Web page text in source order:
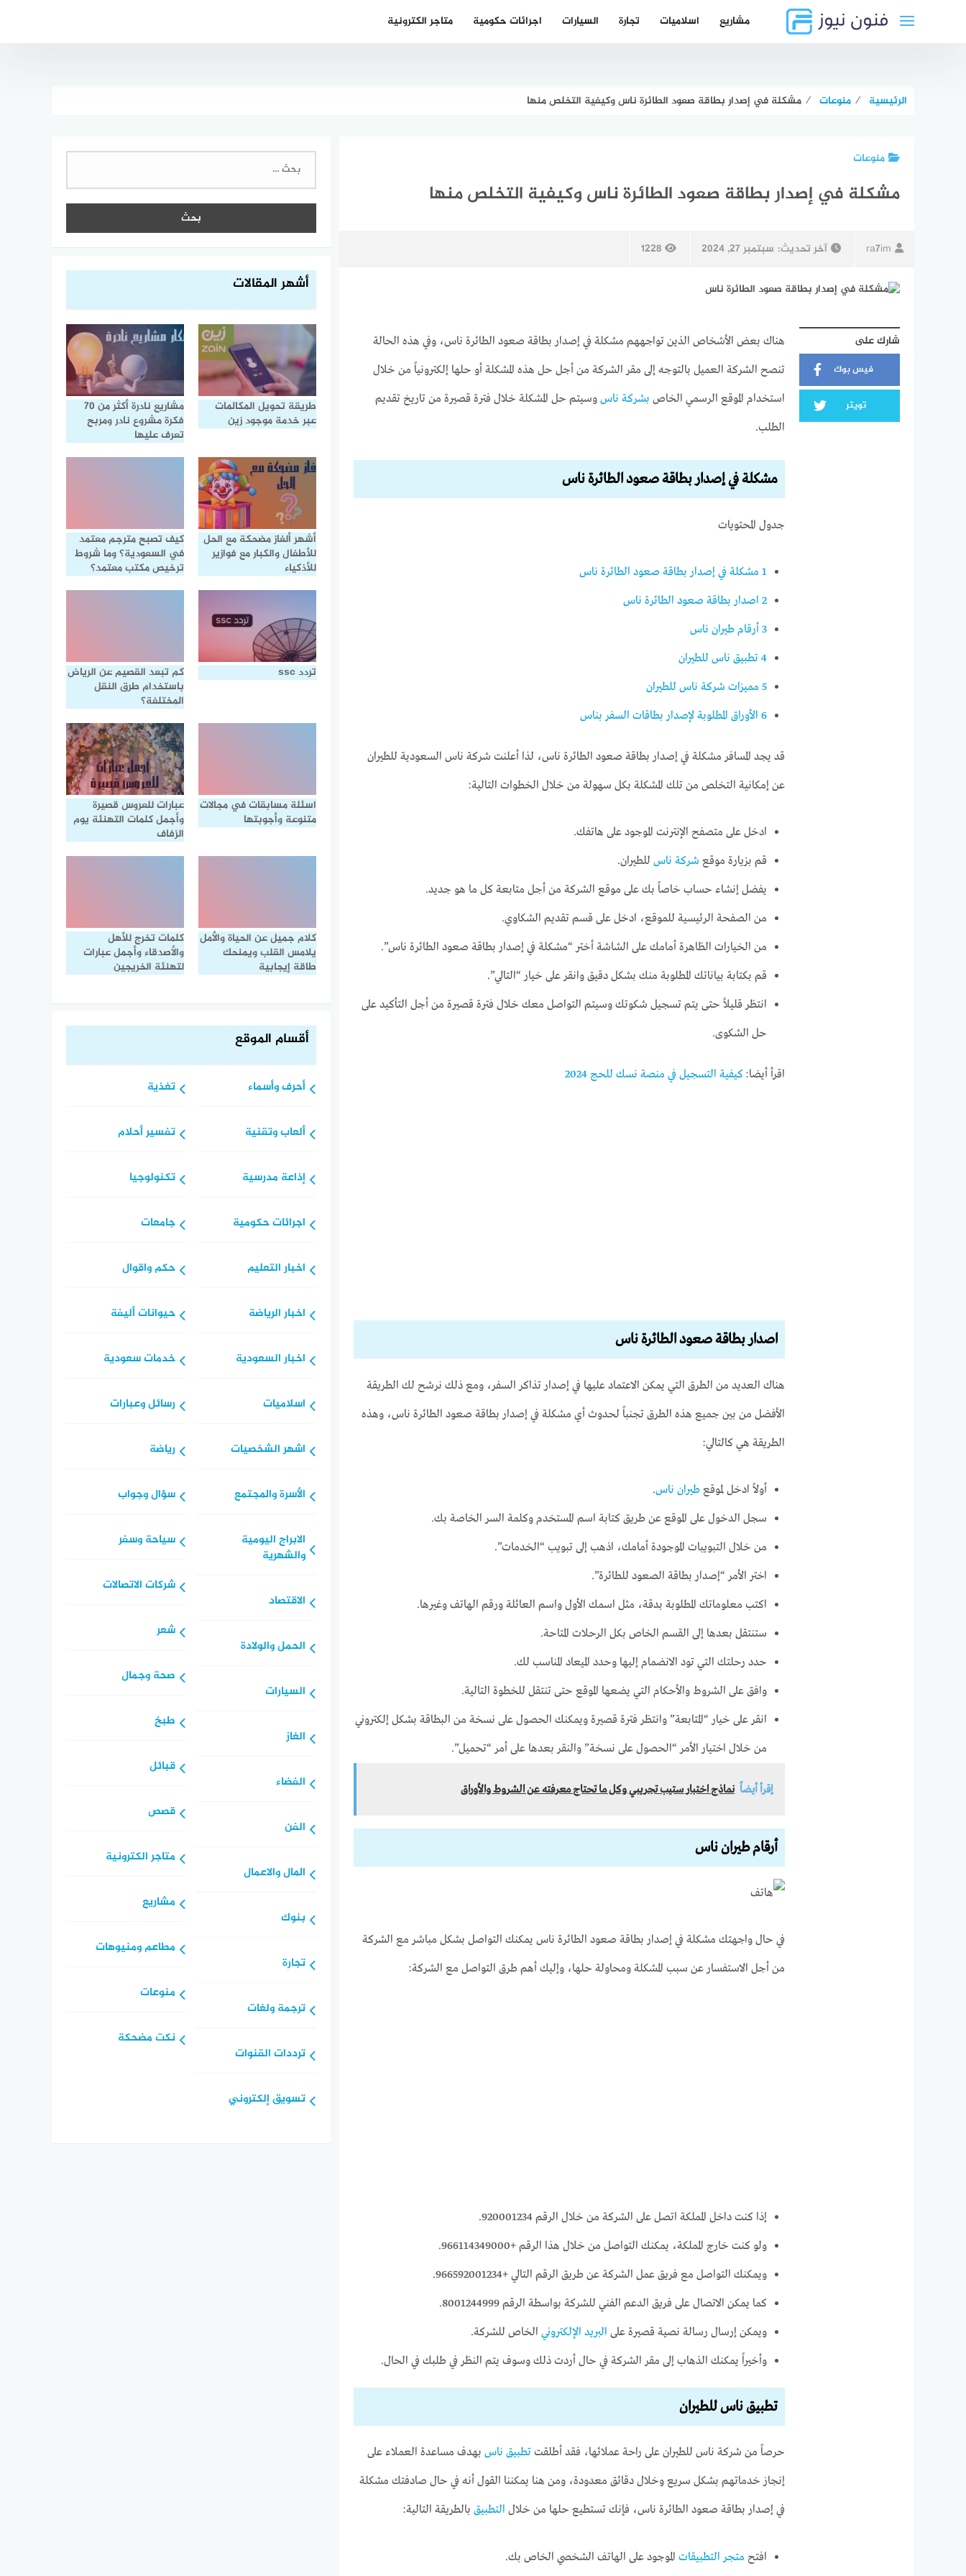
مشاريع اسلاميات تجارة السيارات اجرائات حكومية متاجر الكترونية
الرئيسية ⁄ منوعات ⁄ مشكلة في إصدار بطاقة صعود الطائرة ناس وكيفية التخلص منها
منوعات
مشكلة في إصدار بطاقة صعود الطائرة ناس وكيفية التخلص منها
ra7im آخر تحديث: سبتمبر 27, 2024 1228
شارك على
فيس بوك
تويتر
هناك بعض الأشخاص الذين تواجههم مشكلة في إصدار بطاقة صعود الطائرة ناس، وفي هذه الحالة
تنصح الشركة العميل بالتوجه إلى مقر الشركة من أجل حل هذه المشكلة أو حلها إلكترونياً من خلال
استخدام الموقع الرسمي الخاص بشركة ناسوسيتم حل المشكلة خلال فترة قصيرة من تاريخ تقديم
الطلب.
مشكلة في إصدار بطاقة صعود الطائرة ناس
جدول المحتويات
1مشكلة في إصدار بطاقة صعود الطائرة ناس
2اصدار بطاقة صعود الطائرة ناس
3أرقام طيران ناس
4تطبيق ناس للطيران
5مميزات شركة ناس للطيران
6الأوراق المطلوبة لإصدار بطاقات السفر بناس
قد يجد المسافر مشكلة في إصدار بطاقة صعود الطائرة ناس، لذا أعلنت شركة ناس السعودية للطيران
عن إمكانية التخلص من تلك المشكلة بكل سهولة من خلال الخطوات التالية:
ادخل على متصفح الإنترنت الموجود على هاتفك.
قم بزيارة موقع شركة ناسللطيران.
يفضل إنشاء حساب خاصاً بك على موقع الشركة من أجل متابعة كل ما هو جديد.
من الصفحة الرئيسية للموقع، ادخل على قسم تقديم الشكاوي.
من الخيارات الظاهرة أمامك على الشاشة أختر “مشكلة في إصدار بطاقة صعود الطائرة ناس”.
قم بكتابة بياناتك المطلوبة منك بشكل دقيق وانقر على خيار “التالي”.
انتظر قليلاً حتى يتم تسجيل شكوتك وسيتم التواصل معك خلال فترة قصيرة من أجل التأكيد على
حل الشكوى.
اقرأ أيضا: كيفية التسجيل في منصة نسك للحج 2024
اصدار بطاقة صعود الطائرة ناس
هناك العديد من الطرق التي يمكن الاعتماد عليها في إصدار تذاكر السفر، ومع ذلك نرشح لك الطريقة
الأفضل من بين جميع هذه الطرق تجنباً لحدوث أي مشكلة في إصدار بطاقة صعود الطائرة ناس، وهذه
الطريقة هي كالتالي:
أولاً ادخل لموقع طيران ناس.
سجل الدخول على الموقع عن طريق كتابة اسم المستخدم وكلمة السر الخاصة بك.
من خلال التبويبات الموجودة أمامك، اذهب إلى تبويب “الخدمات”.
اختر الأمر “إصدار بطاقة الصعود للطائرة”.
اكتب معلوماتك المطلوبة بدقة، مثل اسمك الأول واسم العائلة ورقم الهاتف وغيرها.
ستنتقل بعدها إلى القسم الخاص بكل الرحلات المتاحة.
حدد رحلتك التي تود الانضمام إليها وحدد الميعاد المناسب لك.
وافق على الشروط والأحكام التي يضعها الموقع حتى تنتقل للخطوة التالية.
انقر على خيار “المتابعة” وانتظر فترة قصيرة ويمكنك الحصول على نسخة من البطاقة بشكل إلكتروني
من خلال اختيار الأمر “الحصول على نسخة” والنقر بعدها على أمر “تحميل”.
إقرأ أيضاً نماذج اختبار ستيب تجريبي وكل ما تحتاج معرفته عن الشروط والأوراق
أرقام طيران ناس
في حال واجهتك مشكلة في إصدار بطاقة صعود الطائرة ناس يمكنك التواصل بشكل مباشر مع الشركة
من أجل الاستفسار عن سبب المشكلة ومحاولة حلها، وإليك أهم طرق التواصل مع الشركة:
إذا كنت داخل المملكة اتصل على الشركة من خلال الرقم 920001234.
ولو كنت خارج المملكة، يمكنك التواصل من خلال هذا الرقم +966114349000.
ويمكنك التواصل مع فريق عمل الشركة عن طريق الرقم التالي +966592001234.
كما يمكن الاتصال على فريق الدعم الفني للشركة بواسطة الرقم 8001244999.
ويمكن إرسال رسالة نصية قصيرة على البريد الإلكترونيالخاص للشركة.
وأخيراً يمكنك الذهاب إلى مقر الشركة في حال أردت ذلك وسوف يتم النظر في طلبك في الحال.
تطبيق ناس للطيران
حرصاً من شركة ناس للطيران على راحة عملائها، فقد أطلقت تطبيق ناسبهدف مساعدة العملاء على
إنجاز خدماتهم بشكل سريع وخلال دقائق معدودة، ومن هنا يمكننا القول أنه في حال صادفتك مشكلة
في إصدار بطاقة صعود الطائرة ناس، فإنك تستطيع حلها من خلال التطبيقبالطريقة التالية:
افتح متجر التطبيقاتالموجود على الهاتف الشخصي الخاص بك.
البحث
أشهر المقالات
طريقة تحويل المكالمات
عبر خدمة موجود زين
مشاريع نادرة أكثر من 70
فكرة مشروع نادر ومربح
تعرف عليها
أشهر ألغاز مضحكة مع الحل
للأطفال والكبار مع فوازير
للأذكياء
كيف تصبح مترجم معتمد
في السعودية؟ وما شروط
ترخيص مكتب معتمد؟
تردد ssc
كم تبعد القصيم عن الرياض
باستخدام طرق النقل
المختلفة؟
اسئلة مسابقات في مجالات
متنوعة وأجوبتها
عبارات للعروس قصيرة
وأجمل كلمات التهنئة يوم
الزفاف
كلام جميل عن الحياة والأمل
يلامس القلب ويمنحك
طاقة إيجابية
كلمات تخرج للأهل
والأصدقاء وأجمل عبارات
لتهنئة الخريجين
أقسام الموقع
أحرف وأسماء
ألعاب وتقنية
إذاعة مدرسية
اجرائات حكومية
اخبار التعليم
اخبار الرياضة
اخبار السعودية
اسلاميات
اشهر الشخصيات
الأسرة والمجتمع
الابراج اليومية
والشهرية
الاقتصاد
الحمل والولادة
السيارات
الغاز
الفضاء
الفن
المال والاعمال
بنوك
تجارة
ترجمة ولغات
ترددات القنوات
تسويق إلكتروني
تغذية
تفسير أحلام
تكنولوجيا
جامعات
حكم واقوال
حيوانات أليفة
خدمات سعودية
رسائل وعبارات
رياضة
سؤال وجواب
سياحة وسفر
شركات الاتصالات
شعر
صحة وجمال
طبخ
قبائل
قصص
متاجر الكترونية
مشاريع
مطاعم ومنيوهات
منوعات
نكت مضحكة